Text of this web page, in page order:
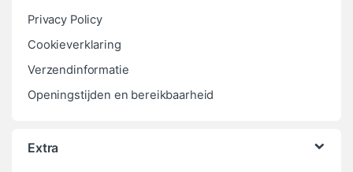
Privacy Policy
Cookieverklaring
Verzendinformatie
Openingstijden en bereikbaarheid
Extra